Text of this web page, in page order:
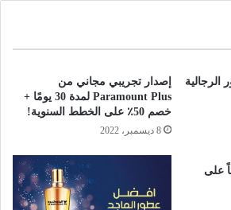
إصدار تجريبي مجاني من
Paramount Plus لمدة 30 يومًا +
خصم 50٪ على الخطط السنوية!
8 ديسمبر، 2022
على